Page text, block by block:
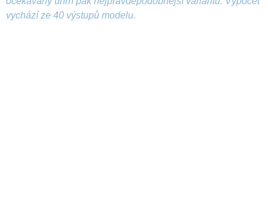
vychází ze 40 výstupů modelu.